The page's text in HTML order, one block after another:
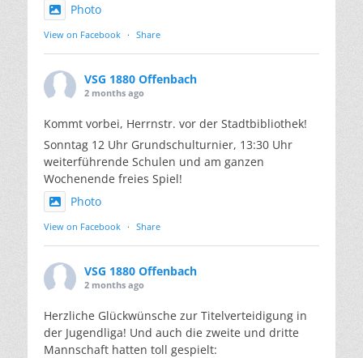
Photo
View on Facebook · Share
VSG 1880 Offenbach
2 months ago
Kommt vorbei, Herrnstr. vor der Stadtbibliothek!
Sonntag 12 Uhr Grundschulturnier, 13:30 Uhr
weiterführende Schulen und am ganzen
Wochenende freies Spiel!
Photo
View on Facebook · Share
VSG 1880 Offenbach
2 months ago
Herzliche Glückwünsche zur Titelverteidigung in
der Jugendliga! Und auch die zweite und dritte
Mannschaft hatten toll gespielt: